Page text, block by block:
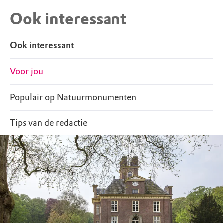
Ook interessant
Ook interessant
Voor jou
Populair op Natuurmonumenten
Tips van de redactie